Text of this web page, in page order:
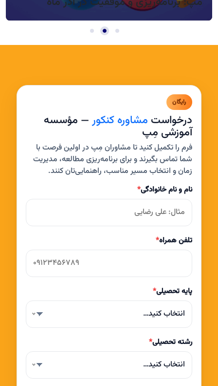
رایگان
درخواست مشاوره کنکور— مؤسسه
آموزشی مِپ
فرم را تکمیل کنید تا مشاوران مِپ در اولین فرصت با
شما تماس بگیرند و برای برنامه‌ریزی مطالعه، مدیریت
زمان و انتخاب مسیر مناسب، راهنمایی‌تان کنند.
نام و نام خانوادگی*
تلفن همراه*
پایه تحصیلی*
انتخاب کنید…
رشته تحصیلی*
انتخاب کنید…